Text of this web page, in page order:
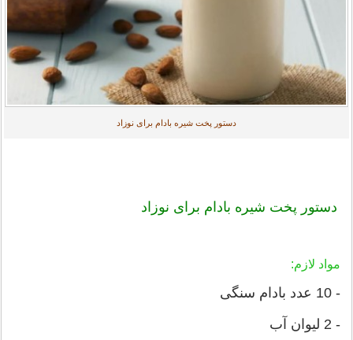
دستور پخت شیره بادام برای نوزاد
دستور پخت شیره بادام برای نوزاد
مواد لازم:
- 10 عدد بادام سنگی
- 2 لیوان آب